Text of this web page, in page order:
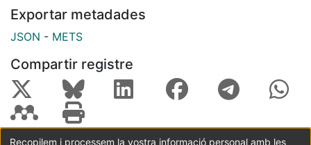
Exportar metadades
JSON - METS
Compartir registre
Recopilem i processem la vostra informació personal amb les